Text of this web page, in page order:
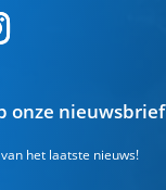
onze nieuwsbrief
het laatste nieuws!